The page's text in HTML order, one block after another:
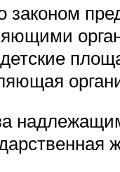
законом